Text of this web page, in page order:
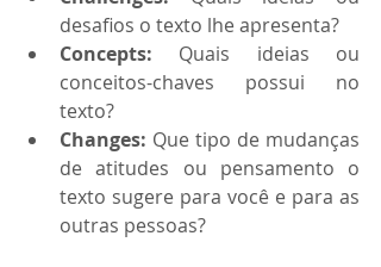
desafios o texto lhe apresenta?
Concepts: Quais ideias ou
conceitos-chaves possui no
texto?
Changes: Que tipo de mudanças
de atitudes ou pensamento o
texto sugere para você e para as
outras pessoas?